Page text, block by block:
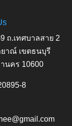
ถ.เทศบาลสาย 2
าณ์ เขตธนบุรี
นคร 10600
8